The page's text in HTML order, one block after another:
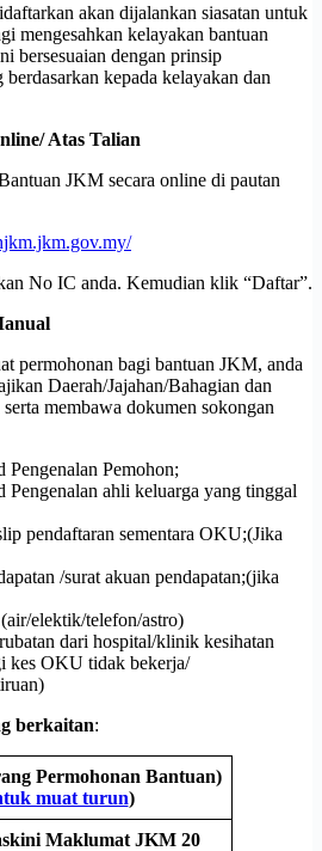
akan dijalankan siasatan untuk
mengesahkan kelayakan bantuan
bersesuaian dengan prinsip
kepada kelayakan dan
Atas Talian
JKM secara online di pautan
No IC anda. Kemudian klik “Daftar”.
permohonan bagi bantuan JKM, anda
Daerah/Jajahan/Bahagian dan
membawa dokumen sokongan
Pemohon;
ahli keluarga yang tinggal
pendaftaran sementara OKU;(Jika
/surat akuan pendapatan;(jika
elektik/telefon/astro)
dari hospital/klinik kesihatan
kes OKU tidak bekerja/
berkaitan:
Permohonan Bantuan)
muat turun)
Maklumat JKM 20